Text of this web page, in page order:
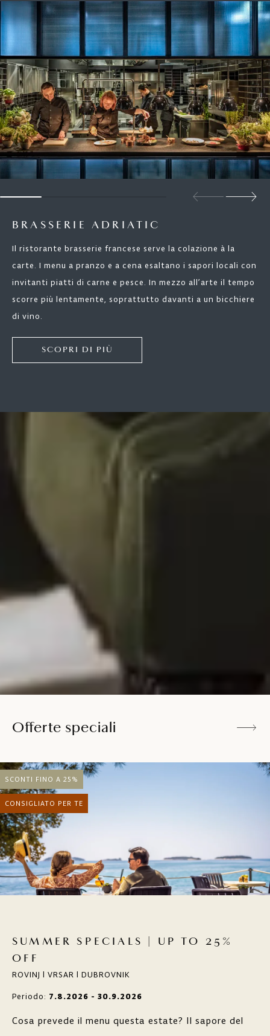
BRASSERIE ADRIATIC
Il ristorante brasserie francese serve la colazione à la
carte. I menu a pranzo e a cena esaltano i sapori locali con
invitanti piatti di carne e pesce. In mezzo all’arte il tempo
scorre più lentamente, soprattutto davanti a un bicchiere
di vino.
SCOPRI DI PIÙ
Offerte speciali
SCONTI FINO A 25%
CONSIGLIATO PER TE
SUMMER SPECIALS | UP TO 25%
OFF
ROVINJ | VRSAR | DUBROVNIK
Periodo: 7.8.2026 - 30.9.2026
Cosa prevede il menu questa estate? Il sapore del